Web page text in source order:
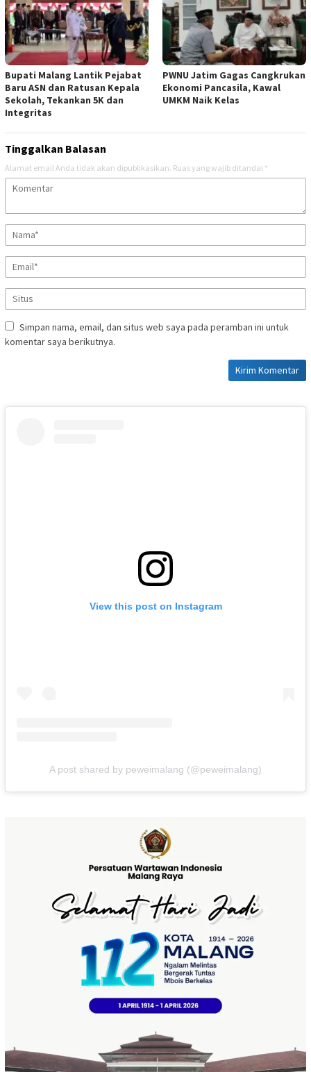
Bupati Malang Lantik Pejabat
Baru ASN dan Ratusan Kepala
Sekolah, Tekankan 5K dan
Integritas
PWNU Jatim Gagas Cangkrukan
Ekonomi Pancasila, Kawal
UMKM Naik Kelas
Tinggalkan Balasan
Alamat email Anda tidak akan dipublikasikan. Ruas yang wajib ditandai *
Simpan nama, email, dan situs web saya pada peramban ini untuk
komentar saya berikutnya.
View this post on Instagram
A post shared by peweimalang (@peweimalang)